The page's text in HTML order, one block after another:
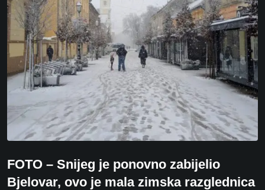
FOTO – Snijeg je ponovno zabijelio
Bjelovar, ovo je mala zimska razglednica